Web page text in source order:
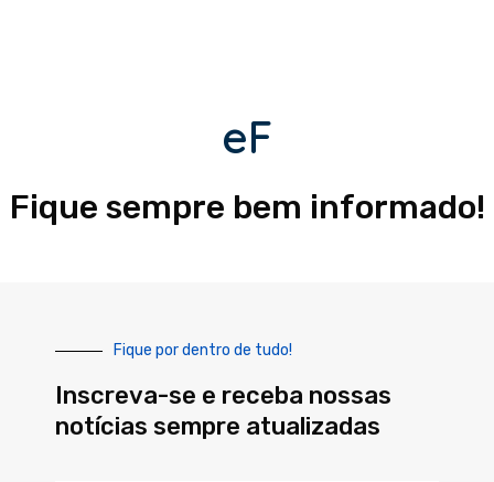
eF
Fique sempre bem informado!
Fique por dentro de tudo!
Inscreva-se e receba nossas
notícias sempre atualizadas